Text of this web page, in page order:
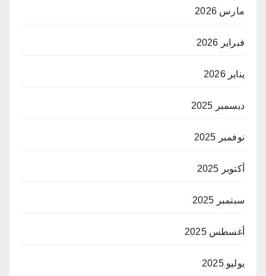
مارس 2026
فبراير 2026
يناير 2026
ديسمبر 2025
نوفمبر 2025
أكتوبر 2025
سبتمبر 2025
أغسطس 2025
يوليو 2025